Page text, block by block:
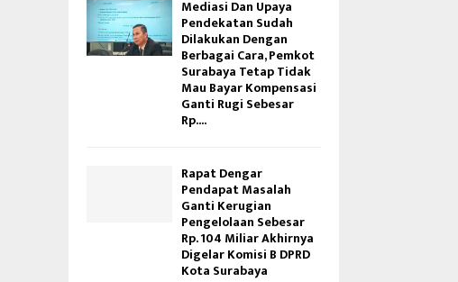
Mediasi Dan Upaya
Pendekatan Sudah
Dilakukan Dengan
Berbagai Cara, Pemkot
Surabaya Tetap Tidak
Mau Bayar Kompensasi
Ganti Rugi Sebesar
Rp....
Rapat Dengar
Pendapat Masalah
Ganti Kerugian
Pengelolaan Sebesar
Rp. 104 Miliar Akhirnya
Digelar Komisi B DPRD
Kota Surabaya